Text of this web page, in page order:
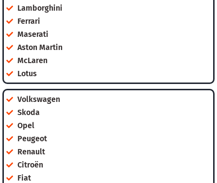
Lamborghini
Ferrari
Maserati
Aston Martin
McLaren
Lotus
Volkswagen
Skoda
Opel
Peugeot
Renault
Citroën
Fiat